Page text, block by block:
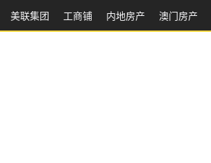
美联集团 工商铺 内地房产 澳⻔房产